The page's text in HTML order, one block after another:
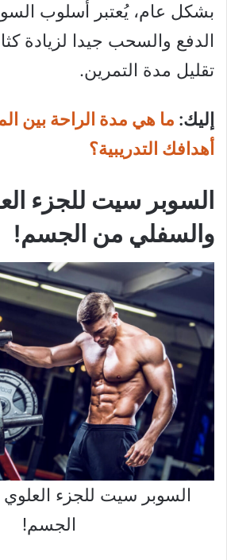
بشكل عام، يُعتبر أسلوب
الدفع والسحب جيدا لزيادة
تقليل مدة التمرين.
إليك: ما هي مدة الراحة بين
أهدافك التدريبية؟
السوبر سيت للجزء
والسفلي من الجسم!
السوبر سيت للجزء
الجسم!